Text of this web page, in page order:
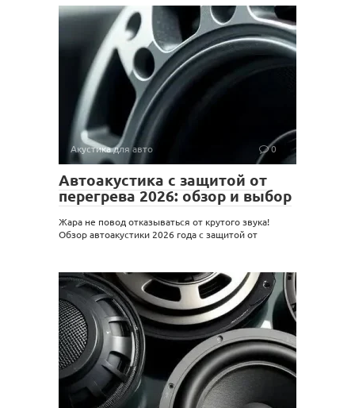
Акустика для авто 0
Автоакустика с защитой от
перегрева 2026: обзор и выбор
Жара не повод отказываться от крутого звука!
Обзор автоакустики 2026 года с защитой от